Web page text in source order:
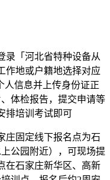
录「河北省特种设备从
作地或户籍地选择对应
人信息并上传身份证正
体检报告，提交申请等
排培训考试即可
庄固定线下报名点为‌石
公园附近）‌，可现场提
在石家庄新华区、高新